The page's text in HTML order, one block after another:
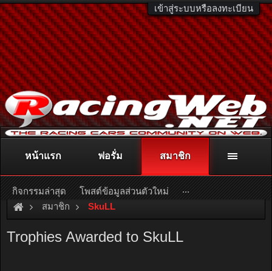
เข้าสู่ระบบหรือลงทะเบียน
ติดต่อลงโฆษณา racingweb@gmail.comหรือโทร. 081-811-1138
หรืออ่านรายละเอียดเพิ่มเติม คลิกที่นี่
สมาชิก SkuLL
Trophies Awarded to SkuLL
หน้าแรก ฟอรั่ม สมาชิก
กิจกรรมล่าสุด โพสต์ข้อมูลส่วนตัวใหม่ ...